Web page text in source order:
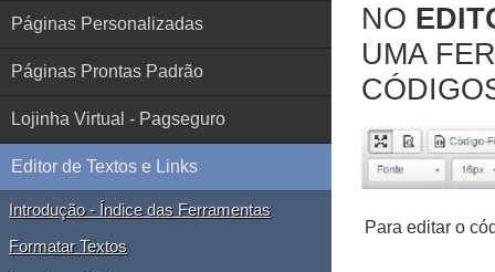
Páginas Personalizadas
Páginas Prontas Padrão
Lojinha Virtual - Pagseguro
Editor de Textos e Links
Introdução - Índice das Ferramentas
Formatar Textos
NO
UMA
Para editar o